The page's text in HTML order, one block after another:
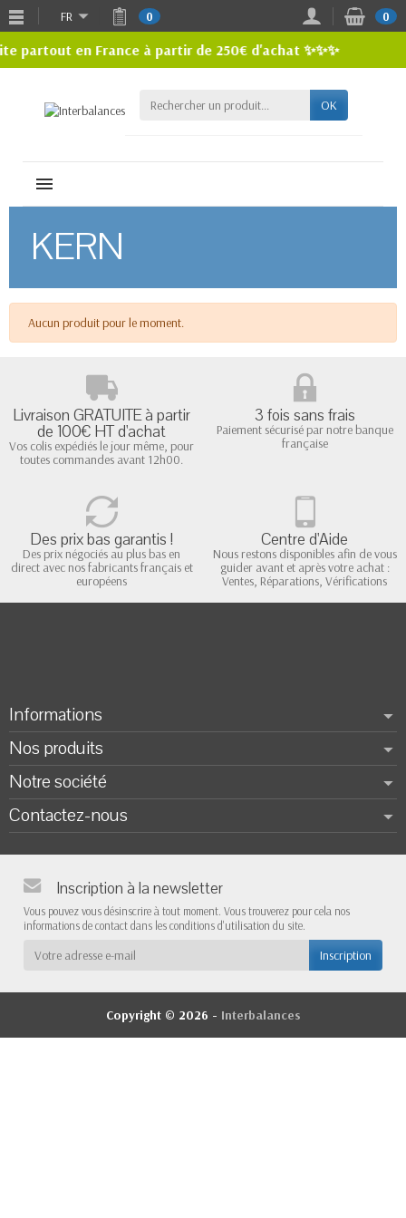
partout en France à partir de 250€ d'achat ✨✨✨
FR 0 0
OK
KERN
Aucun produit pour le moment.
Livraison GRATUITE à partir
de 100€ HT d'achat
Vos colis expédiés le jour même, pour
toutes commandes avant 12h00.
3 fois sans frais
Paiement sécurisé par notre banque
française
Des prix bas garantis !
Des prix négociés au plus bas en
direct avec nos fabricants français et
européens
Centre d'Aide
Nous restons disponibles afin de vous
guider avant et après votre achat :
Ventes, Réparations, Vérifications
Informations
Nos produits
Notre société
Contactez-nous
Inscription à la newsletter
Vous pouvez vous désinscrire à tout moment. Vous trouverez pour cela nos
informations de contact dans les conditions d'utilisation du site.
Copyright © 2026 - Interbalances